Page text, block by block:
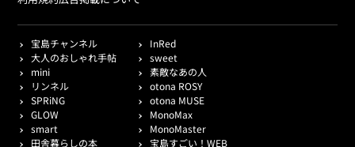
宝島チャンネル
InRed
大人のおしゃれ手帖
sweet
mini
素敵なあの人
リンネル
otona ROSY
SPRiNG
otona MUSE
GLOW
MonoMax
smart
MonoMaster
田舎暮らしの本
宝島すごい！WEB